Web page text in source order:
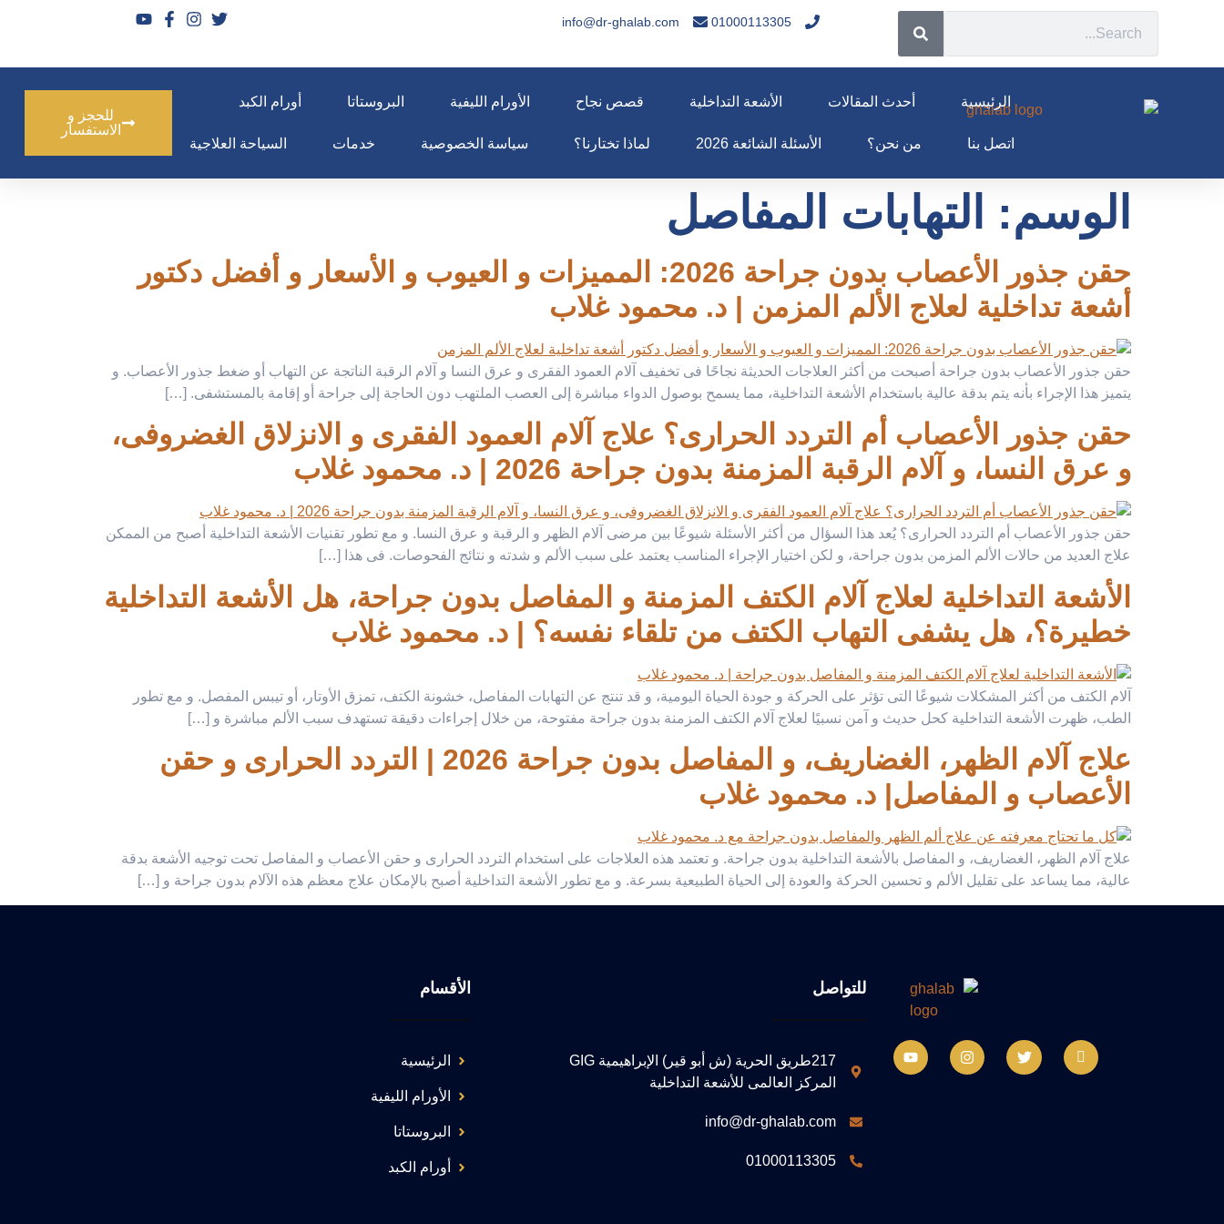
01000113305
info@dr-ghalab.com
الرئيسية أحدث المقالات الأشعة التداخلية قصص نجاح الأورام الليفية البروستاتا أورام الكبد
اتصل بنا من نحن؟ الأسئلة الشائعة 2026 لماذا تختارنا؟ سياسة الخصوصية خدمات السياحة العلاجية
للحجز و
الاستفسار
الوسم: التهابات المفاصل
حقن جذور الأعصاب بدون جراحة 2026: المميزات و العيوب و الأسعار و أفضل دكتور
أشعة تداخلية لعلاج الألم المزمن | د. محمود غلاب
حقن جذور الأعصاب بدون جراحة أصبحت من أكثر العلاجات الحديثة نجاحًا فى تخفيف آلام العمود الفقرى و عرق النسا و آلام الرقبة الناتجة عن التهاب أو ضغط جذور الأعصاب. و
يتميز هذا الإجراء بأنه يتم بدقة عالية باستخدام الأشعة التداخلية، مما يسمح بوصول الدواء مباشرة إلى العصب الملتهب دون الحاجة إلى جراحة أو إقامة بالمستشفى. […]
حقن جذور الأعصاب أم التردد الحرارى؟ علاج آلام العمود الفقرى و الانزلاق الغضروفى،
و عرق النسا، و آلام الرقبة المزمنة بدون جراحة 2026 | د. محمود غلاب
حقن جذور الأعصاب أم التردد الحرارى؟ يُعد هذا السؤال من أكثر الأسئلة شيوعًا بين مرضى آلام الظهر و الرقبة و عرق النسا. و مع تطور تقنيات الأشعة التداخلية أصبح من الممكن
علاج العديد من حالات الألم المزمن بدون جراحة، و لكن اختيار الإجراء المناسب يعتمد على سبب الألم و شدته و نتائج الفحوصات. فى هذا […]
الأشعة التداخلية لعلاج آلام الكتف المزمنة و المفاصل بدون جراحة، هل الأشعة التداخلية
خطيرة؟، هل يشفى التهاب الكتف من تلقاء نفسه؟ | د. محمود غلاب
آلام الكتف من أكثر المشكلات شيوعًا التى تؤثر على الحركة و جودة الحياة اليومية، و قد تنتج عن التهابات المفاصل، خشونة الكتف، تمزق الأوتار، أو تيبس المفصل. و مع تطور
الطب، ظهرت الأشعة التداخلية كحل حديث و آمن نسبيًا لعلاج آلام الكتف المزمنة بدون جراحة مفتوحة، من خلال إجراءات دقيقة تستهدف سبب الألم مباشرة و […]
علاج آلام الظهر، الغضاريف، و المفاصل بدون جراحة 2026 | التردد الحرارى و حقن
الأعصاب و المفاصل| د. محمود غلاب
علاج آلام الظهر، الغضاريف، و المفاصل بالأشعة التداخلية بدون جراحة. و تعتمد هذه العلاجات على استخدام التردد الحرارى و حقن الأعصاب و المفاصل تحت توجيه الأشعة بدقة
عالية، مما يساعد على تقليل الألم و تحسين الحركة والعودة إلى الحياة الطبيعية بسرعة. و مع تطور الأشعة التداخلية أصبح بالإمكان علاج معظم هذه الآلام بدون جراحة و […]
للتواصل
217طريق الحرية (ش أبو قير) الإبراهيمية GIG
المركز العالمى للأشعة التداخلية
info@dr-ghalab.com
01000113305
الأقسام
الرئيسية
الأورام الليفية
البروستاتا
أورام الكبد